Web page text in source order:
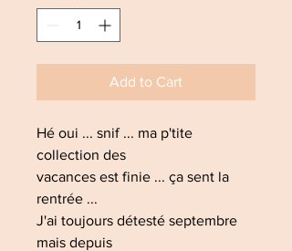
Add to Cart
Hé oui ... snif ... ma p'tite
collection des
vacances est finie ... ça sent la
rentrée ...
J'ai toujours détesté septembre
mais depuis